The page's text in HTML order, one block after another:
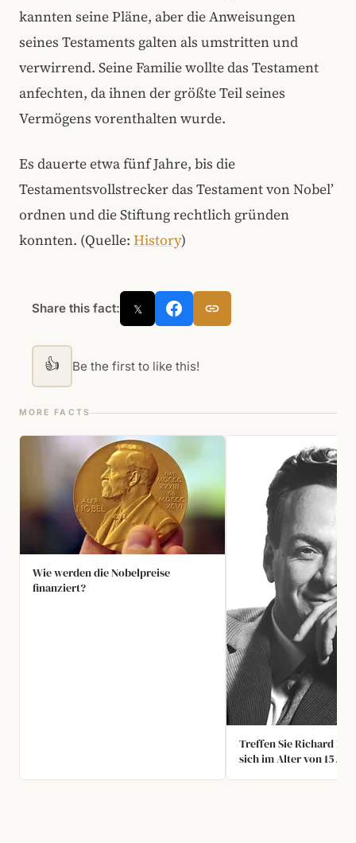
kannten seine Pläne, aber die Anweisungen
seines Testaments galten als umstritten und
verwirrend. Seine Familie wollte das Testament
anfechten, da ihnen der größte Teil seines
Vermögens vorenthalten wurde.
Es dauerte etwa fünf Jahre, bis die
Testamentsvollstrecker das Testament von Nobel’
ordnen und die Stiftung rechtlich gründen
konnten. (Quelle: History)
Share this fact: 𝕏
👍 Be the first to like this!
MORE FACTS
Wie werden die Nobelpreise
finanziert?
Treffen Sie Richard
sich im Alter von 15